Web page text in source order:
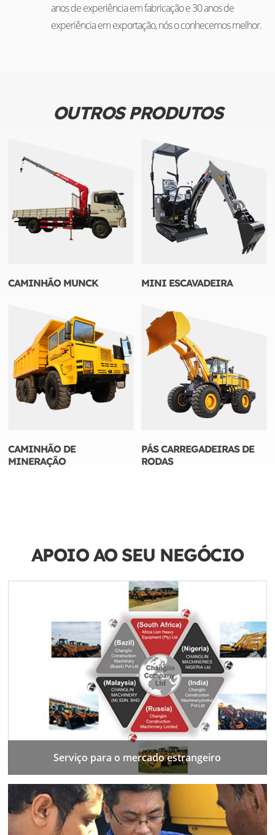
anos de experiência em fabricação e 30 anos de
experiência em exportação, nós o conhecemos melhor.
OUTROS PRODUTOS
CAMINHÃO MUNCK MINI ESCAVADEIRA
CAMINHÃO DE
MINERAÇÃO
PÁS CARREGADEIRAS DE
RODAS
APOIO AO SEU NEGÓCIO
Serviço para o mercado estrangeiro